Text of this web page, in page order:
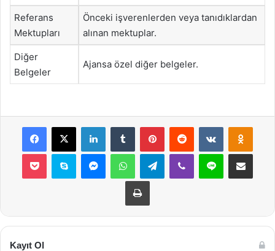
Referans
Mektupları
Önceki işverenlerden veya tanıdıklardan
alınan mektuplar.
Diğer
Belgeler
Ajansa özel diğer belgeler.
Facebook
X LinkedInTumblr PinterestReddit VKontakte
Pocket Skype MessengerWhatsAppTelegramViber Line E-Posta ile
Yazdır
Kayıt Ol